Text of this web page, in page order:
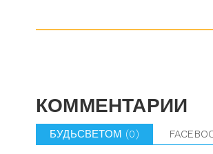
КОММЕНТАРИИ
БУДЬСВЕТОМ (0)